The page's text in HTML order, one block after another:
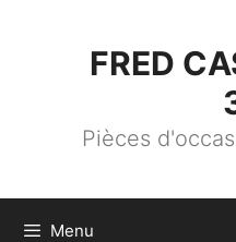
FRED
Pièces
Menu